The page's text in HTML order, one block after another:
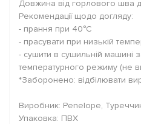
Довжина від горлового шва
Рекомендації щодо догляду:
- прання при 40°C
- прасувати при низькій
- сушити в сушильній машині
температурного режиму (не
*Заборонено: відбілювати
Виробник: Penelope,
Упаковка: ПВХ